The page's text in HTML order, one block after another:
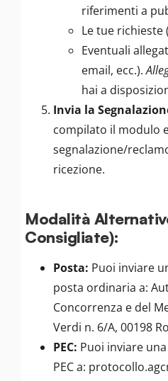
riferimenti a
Le tue richieste
Eventuali
email, ecc.).
hai a
Invia la
compilato il modulo
segnalazione/
ricezione.
Modalità
Consigliate):
Posta: Puoi inviare
posta ordinaria a:
Concorrenza e del
Verdi n. 6/A, 00198
PEC: Puoi inviare
PEC a: